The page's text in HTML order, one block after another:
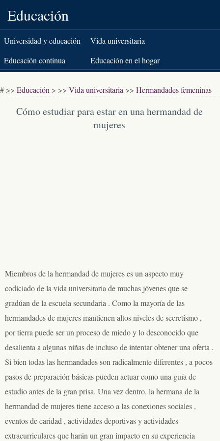
Educación
Universidad y educación
Vida universitaria
Educación continua
Educación en el hogar
Libros y literatura
# >> Educación > >> Vida universitaria >> Hermandades femeninas
Cómo estudiar para estar en una hermandad de
mujeres
Miembros de la hermandad de mujeres es un aspecto muy
codiciado de la vida universitaria de muchas jóvenes que se
gradúan de la escuela secundaria . Como la mayoría de las
hermandades de mujeres mantienen altos niveles de secretismo ,
por tierra puede ser un proceso de miedo y lo desconocido que
desalienta a algunas niñas de incluso de intentar obtener una oferta .
Si bien todas las hermandades son radicalmente diferentes , a pocos
pasos de preparación básicas pueden actuar como una guía de
estudio antes de la gran prisa. Una vez dentro, la hermana de la
hermandad de mujeres tiene acceso a las conexiones sociales ,
eventos de caridad , actividades deportivas y actividades
extracurriculares que harán un gran impacto en su experiencia